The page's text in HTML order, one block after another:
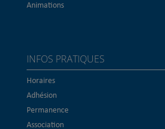
Animations
INFOS PRATIQUES
Horaires
Adhésion
Permanence
Association